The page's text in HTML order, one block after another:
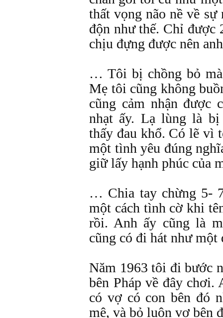
thất vọng não nề về
độn như thế. Chỉ được
chịu đựng được nên
… Tôi bị chồng bỏ
Mẹ tôi cũng không
cũng cảm nhận được
nhạt ấy. Lạ lùng là
thấy đau khổ. Có lẽ vì
một tình yêu đúng
giữ lấy hạnh phúc của
… Chia tay chừng 5-
một cách tình cờ khi
rồi. Anh ấy cũng là
cũng có đi hát như một
Năm 1963 tôi đi bước
bên Pháp về đây chơi.
có vợ có con bên đó
mê, và bỏ luôn vợ bên